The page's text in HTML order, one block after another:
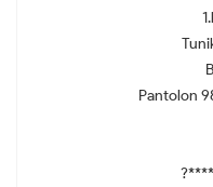
Pantolon